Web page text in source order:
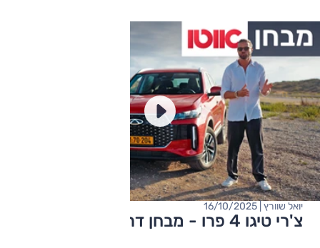
צ'רי טיגו 4 פרו - מבחן דרכים (היברידי)
יואל שוורץ | 16/10/2025